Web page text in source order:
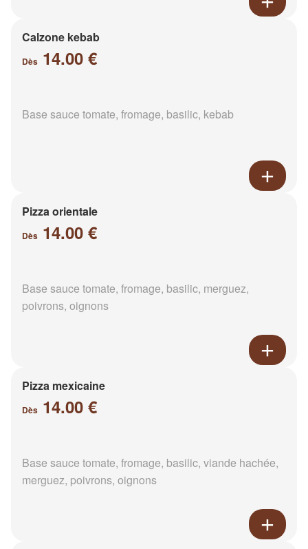
Calzone kebab
Dès 14.00 €
Base sauce tomate, fromage, basilic, kebab
Pizza orientale
Dès 14.00 €
Base sauce tomate, fromage, basilic, merguez,
poivrons, oignons
Pizza mexicaine
Dès 14.00 €
Base sauce tomate, fromage, basilic, viande hachée,
merguez, poivrons, oignons